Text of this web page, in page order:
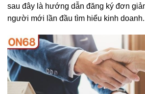
sau đây là hướng dẫn đăng ký đơn
người mới lần đầu tìm hiểu kinh doanh.